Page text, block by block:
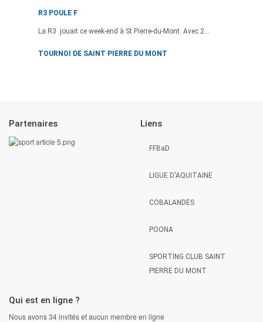
R3 POULE F
La R3 jouait ce week-end à St Pierre-du-Mont. Avec 2...
TOURNOI DE SAINT PIERRE DU MONT
Partenaires Liens
FFBaD
LIGUE D'AQUITAINE
COBALANDES
POONA
SPORTING CLUB SAINT
PIERRE DU MONT
Qui est en ligne ?
Nous avons 34 invités et aucun membre en ligne